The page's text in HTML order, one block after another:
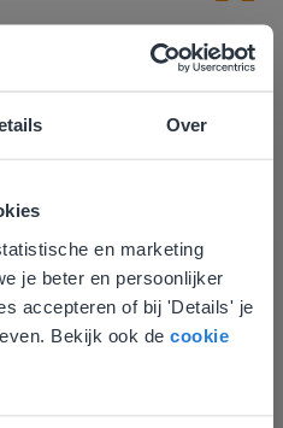
Over
en marketing
je beter en persoonlijker
accepteren of bij 'Details' je
Bekijk ook de cookie
meer
3, Les 11
niet
we dat je misschien
English gaat. Hier